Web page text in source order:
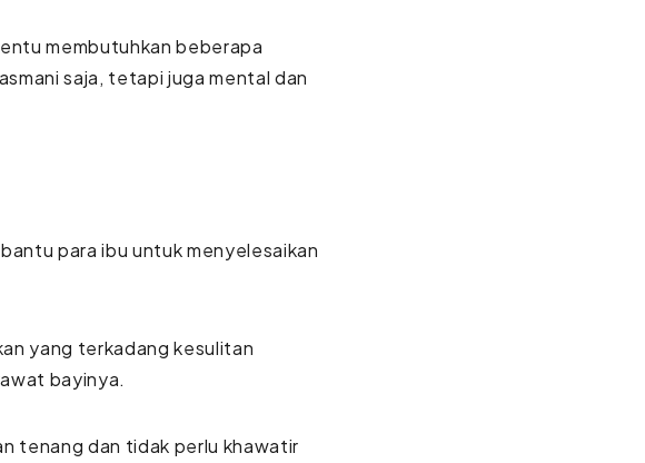
membutuhkan beberapa
saja, tetapi juga mental dan
para ibu untuk menyelesaikan
yang terkadang kesulitan
bayinya.
tenang dan tidak perlu khawatir